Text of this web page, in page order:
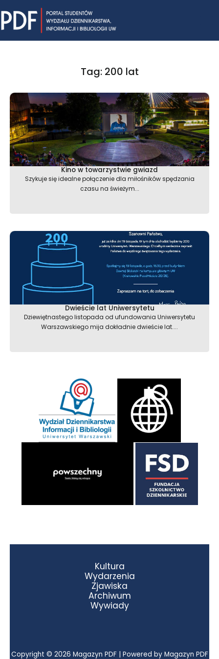
to
content
Tag: 200 lat
Kino w towarzystwie gwiazd
Szykuje się idealne połączenie dla miłośników spędzania
czasu na świeżym...
Dwieście lat Uniwersytetu
Dziewiętnastego listopada od ufundowania Uniwersytetu
Warszawskiego mija dokładnie dwieście lat....
Kultura
Wydarzenia
Zjawiska
Archiwum
Wywiady
Copyright © 2026 Magazyn PDF | Powered by Magazyn PDF